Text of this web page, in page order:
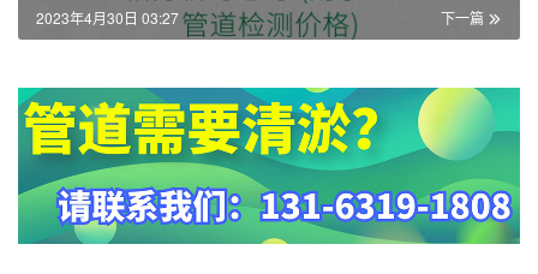
下一篇
2023年4月30日 03:27